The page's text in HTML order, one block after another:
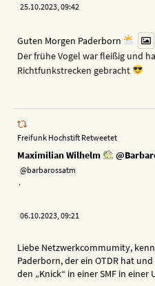
25.10.2023, 09:42
Guten Morgen Paderborn
Der frühe Vogel war fleißig und
Richtfunkstrecken gebracht
Freifunk Hochstift Retweetet
Maximilian Wilhelm
@barbarossatm
·
06.10.2023, 09:21
Liebe Netzwerkcommumity,
Paderborn, der ein OTDR hat
den „Knick“ in einer SMF in